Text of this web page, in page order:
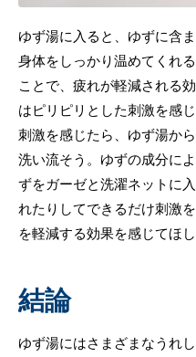
ゆず湯に入ると、ゆずに含
身体をしっかり温めてくれ
ことで、疲れが軽減される
はピリピリとした刺激を感
刺激を感じたら、ゆず湯か
洗い流そう。ゆずの成分に
ずをガーゼと洗濯ネットに
れたりしてできるだけ刺激
を軽減する効果を感じてほし
結論
ゆず湯にはさまざまなうれ